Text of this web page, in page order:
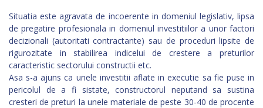
Situatia este agravata de incoerente in domeniul legislativ, lipsa
de pregatire profesionala in domeniul investitiilor a unor factori
decizionali (autoritati contractante) sau de proceduri lipsite de
rigurozitate in stabilirea indicelui de crestere a preturilor
caracteristic sectorului constructii etc.
Asa s-a ajuns ca unele investitii aflate in executie sa fie puse in
pericolul de a fi sistate, constructorul neputand sa sustina
cresteri de preturi la unele materiale de peste 30-40 de procente